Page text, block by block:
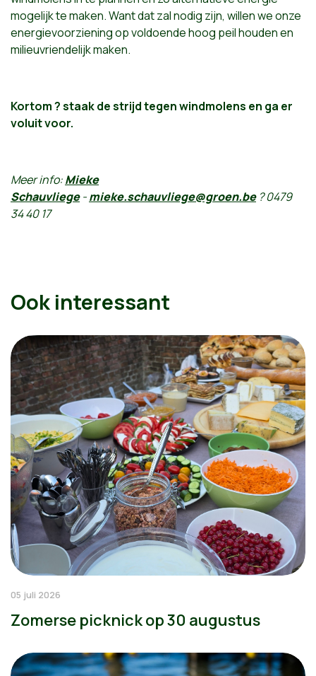
mogelijk te maken. Want dat zal nodig zijn, willen we onze
energievoorziening op voldoende hoog peil houden en
milieuvriendelijk maken.
Kortom ? staak de strijd tegen windmolens en ga er
voluit voor.
Meer info:Mieke
Schauvliege-mieke.schauvliege@groen.be? 0479
34 40 17
Ook interessant
05 juli 2026
Zomerse picknick op 30 augustus